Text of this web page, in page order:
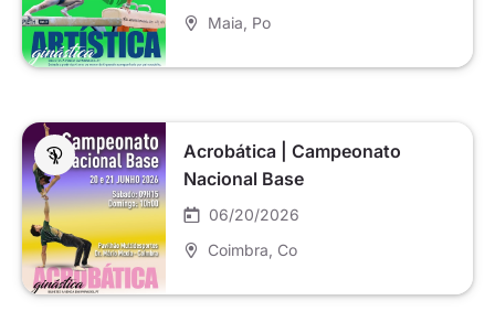
Maia , Po
Acrobática | Campeonato
Nacional Base
06/20/2026
Coimbra , Co